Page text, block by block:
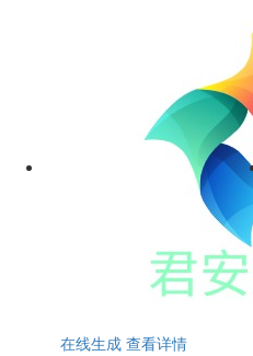
在线生成 查看详情